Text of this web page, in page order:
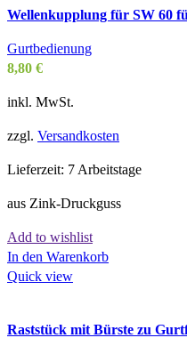
Wellenkupplung für SW 60
Gurtbedienung
8,80 €
inkl. MwSt.
zzgl. Versandkosten
Lieferzeit: 7 Arbeitstage
aus Zink-Druckguss
Add to wishlist
In den Warenkorb
Quick view
Raststück mit Bürste zu